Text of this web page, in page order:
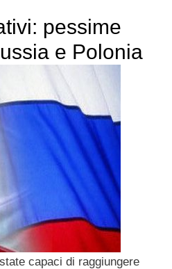
pessime
e Polonia
capaci di raggiungere